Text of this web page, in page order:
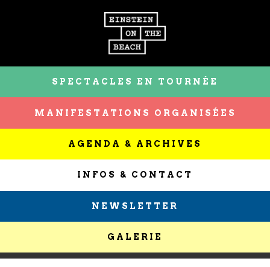
SPECTACLES EN TOURNÉE
MANIFESTATIONS ORGANISÉES
AGENDA & ARCHIVES
INFOS & CONTACT
NEWSLETTER
GALERIE